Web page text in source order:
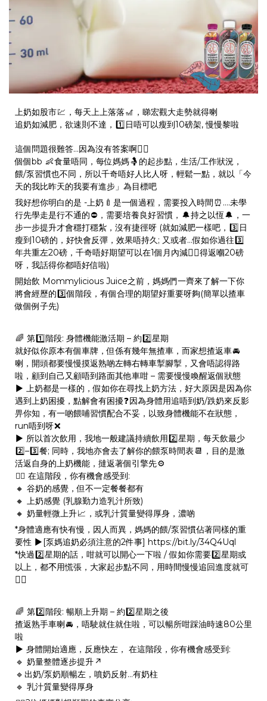
上奶如股市💹 ，每天上上落落🎢 ，睇宏觀大走勢就得喇
追奶如減肥，欲速則不達， 1️⃣日唔可以瘦到10磅架, 慢慢黎啦
這個問題很難答…因為沒有答案啊🤷‍♀‍
個個bb 👶食量唔同，每位媽媽🤱 的起步點，生活/工作狀況，
餵/泵習慣也不同，所以千奇唔好人比人呀，輕鬆一點，就以「今
天的我比昨天的我要有進步」為目標吧
我好想你明白的是 -上奶 🍼 是一個過程，需要投入時間⏰ ….未學
行先學走是行不通的⛔ ，需要培養良好習慣， 🔔持之以恆🔔 ，一
步一步提升才會穩打穩紮，沒有捷徑呀 (就如減肥一樣吧， 3️⃣日
瘦到10磅的，好快會反彈，效果唔持久; 又或者…假如你過往3️⃣
年共重左20磅，千奇唔好期望可以在1個月內減🏃‍♀‍得返嗰20磅
呀，我話得你都唔好信啦)
開始飲 Mommylicious Juice之前，媽媽們一齊來了解一下你
將會經歷的3️⃣個階段，有個合理的期望好重要呀夠(簡單以揸車
做個例子先)
🌈 第1️⃣階段: 身體機能激活期 – 約2️⃣星期
就好似你原本有個車牌，但係有幾年無揸車，而家想揸返車🚘
喇，開頭都要慢慢摸返熟啲左轉右轉車掣腳掣，又會唔認得路
啦，顧到自己又顧唔到路面其他車咁 – 需要慢慢喚醒返個狀態
▶️ 上奶都是一樣的，假如你在尋找上奶方法，好大原因是因為你
遇到上奶困擾，點解會有困擾❓因為身體用追唔到奶/跌奶來反影
畀你知，有一啲餵哺習慣配合不妥，以致身體機能不在狀態，
run唔到呀❌
▶️ 所以首次飲用，我地一般建議持續飲用2️⃣星期，每天飲最少
2️⃣–3️⃣餐; 同時，我地亦會去了解你的餵泵時間表📆 ，目的是激
活返自身的上奶機能，撻返著個引擎先⚙️
👉🏻 在這階段，你有機會感受到:
🔸 谷奶的感覺，但不一定餐餐都有
🔸 上奶感覺 (乳腺勤力造乳汁所致)
🔸 奶量輕微上升📈 ，或乳汁質量變得厚身，濃啲
*身體適應有快有慢，因人而異，媽媽的餵/泵習慣佔著同樣的重
要性 ▶️[泵媽追奶必須注意的2件事] https://bit.ly/34Q4Uql
*快過2️⃣星期的話，咁就可以開心一下啦 / 假如你需要2️⃣星期或
以上，都𣎴用慌張，大家起步點不同，用時間慢慢追回進度就可
🏃‍♀‍
🌈 第2️⃣階段: 暢順上升期 – 約2️⃣星期之後
揸返熟手車喇🚘 ，唔駛就住就住啦，可以暢所咁踩油時速80公里
啦
▶️ 身體開始適應，反應快左， 在這階段，你有機會感受到:
🔹 奶量整體逐步提升 ↗️
🔹 出奶/泵奶順暢左，噴奶反射…有奶柱
🔹 乳汁質量變得厚身